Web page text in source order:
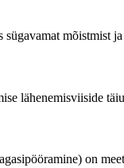
mõistmist
lähenemisviiside
on